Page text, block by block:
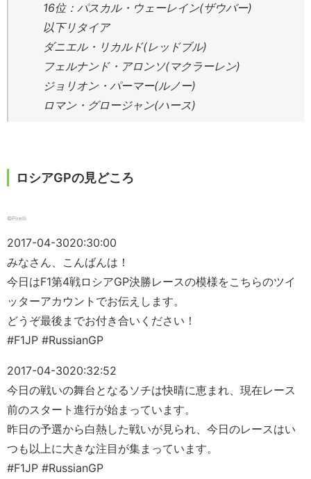
16位：パスカル・ウェーレイン(ザウバー)
以下リタイア
ダニエル・リカルド(レッドブル)
フェルナンド・アロンソ(マクラーレン)
ジョリオン・パーマー(ルノー)
ロマン・グロージャン(ハース)
ロシアGPの見どころ
©Pirelli
2017-04-3020:30:00
みなさん、こんばんは！
今日はF1第4戦ロシアGP決勝レースの模様をこちらのツイ
ッターアカウントでお伝えします。
どうぞ最後までお付き合いください！
#F1JP #RussianGP
2017-04-3020:32:52
今日の戦いの舞台となるソチは快晴に恵まれ、現在レース
前のスタート進行が始まっています。
昨日の予選から白熱した戦いが見られ、今日のレースはい
つも以上に大きな注目が集まっています。
#F1JP #RussianGP